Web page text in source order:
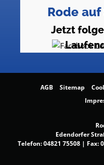
Rode
Jetzt
AGB Sitemap
Edendorfer
Telefon:04821 75508 | Fax: